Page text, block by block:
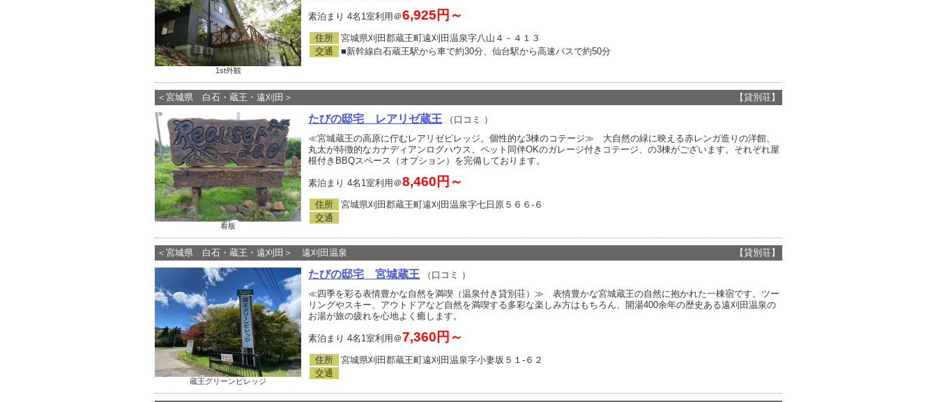
1st外観
素泊まり 4名1室利用＠6,925円～
住所
宮城県刈田郡蔵王町遠刈田温泉字八山４－４１３
交通
■新幹線白石蔵王駅から車で約30分、仙台駅から高速バスで約50分
＜宮城県 白石・蔵王・遠刈田＞ 【貸別荘】
看板
たびの邸宅 レアリゼ蔵王 （口コミ
）
≪宮城蔵王の高原に佇むレアリゼビレッジ。個性的な3棟のコテージ≫ 大自然の緑に映える赤レンガ造りの洋館、
丸太が特徴的なカナディアンログハウス、ペット同伴OKのガレージ付きコテージ、の3棟がございます。それぞれ屋
根付きBBQスペース（オプション）を完備しております。
素泊まり 4名1室利用＠8,460円～
住所
宮城県刈田郡蔵王町遠刈田温泉字七日原５６６‐６
交通
＜宮城県 白石・蔵王・遠刈田＞ 遠刈田温泉 【貸別荘】
蔵王グリーンビレッジ
たびの邸宅 宮城蔵王 （口コミ
）
≪四季を彩る表情豊かな自然を満喫（温泉付き貸別荘）≫ 表情豊かな宮城蔵王の自然に抱かれた一棟宿です。ツー
リングやスキー、アウトドアなど自然を満喫する多彩な楽しみ方はもちろん、開湯400余年の歴史ある遠刈田温泉の
お湯が旅の疲れを心地よく癒します。
素泊まり 4名1室利用＠7,360円～
住所
宮城県刈田郡蔵王町遠刈田温泉字小妻坂５１‐６２
交通